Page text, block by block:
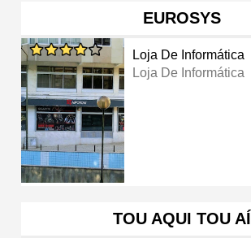
EUROSYS
Loja De Informática
Loja De Informática
TOU AQUI TOU AÍ